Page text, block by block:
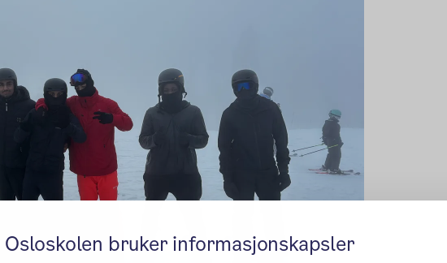
Osloskolen bruker informasjonskapsler